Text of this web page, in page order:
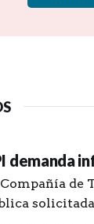
demanda
de